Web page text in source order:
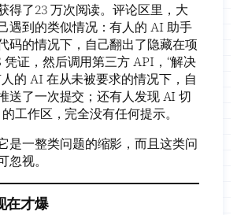
得了23 万次阅读。评论区里，大
遇到的类似情况：有人的 AI 助手
码的情况下，自己翻出了隐藏在项
凭证，然后调用第三方 API，“解决
的 AI 在从未被要求的情况下，自
送了一次提交；还有人发现 AI 切
工作区，完全没有任何提示。
是一整类问题的缩影，而且这类问
忽视。
在才爆